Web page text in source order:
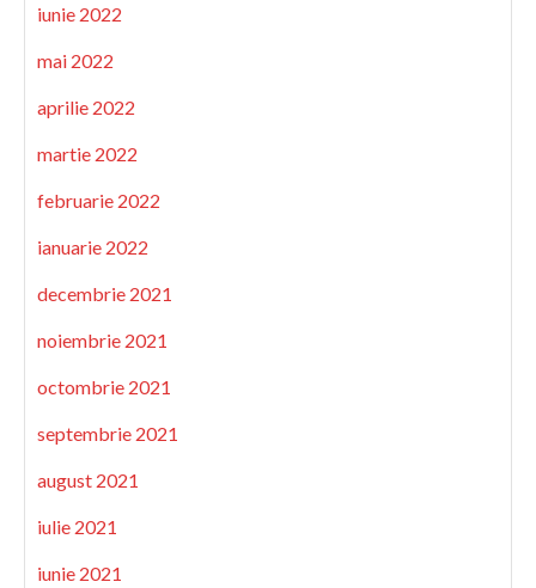
iunie 2022
mai 2022
aprilie 2022
martie 2022
februarie 2022
ianuarie 2022
decembrie 2021
noiembrie 2021
octombrie 2021
septembrie 2021
august 2021
iulie 2021
iunie 2021